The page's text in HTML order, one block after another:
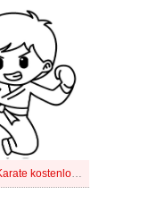
Zeichnen Karate kostenlos einfach